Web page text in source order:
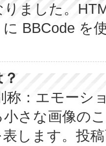
ました。
BBCode を
称：エモーシ
さな画像の
します。投